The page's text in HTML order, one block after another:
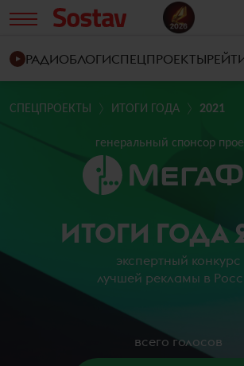
РАДИОБЛОГИСПЕЦПРОЕКТЫ
СПЕЦПРОЕКТЫ ИТОГИ ГОДА 2021
генеральный спонсор
ИТОГИ ГОДА
экспертный конкурс
лучшей рекламы в
всего голосов